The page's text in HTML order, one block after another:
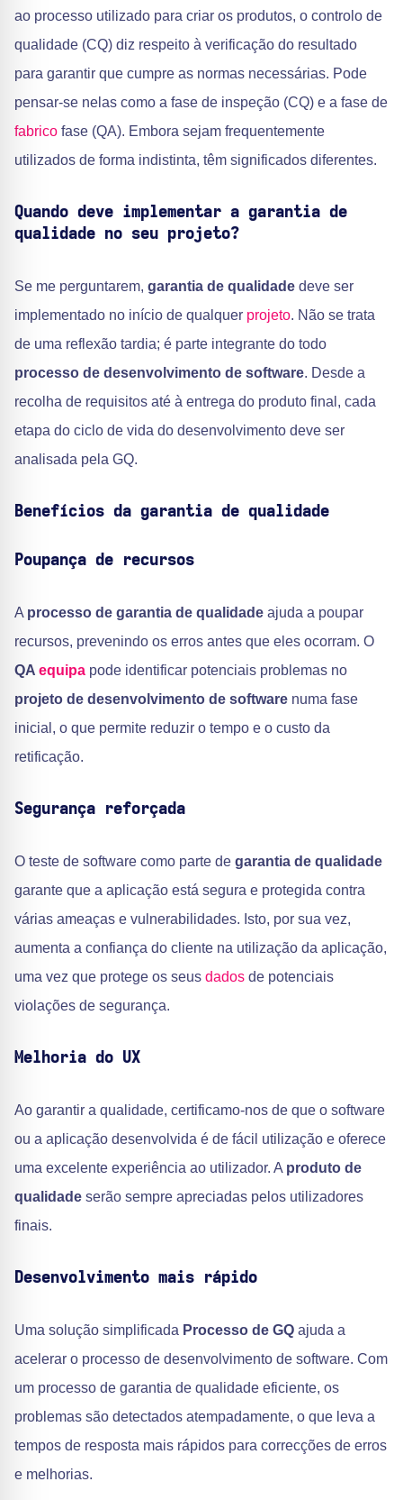
ao processo utilizado para criar os produtos, o controlo de
qualidade (CQ) diz respeito à verificação do resultado
para garantir que cumpre as normas necessárias. Pode
pensar-se nelas como a fase de inspeção (CQ) e a fase de
fabrico fase (QA). Embora sejam frequentemente
utilizados de forma indistinta, têm significados diferentes.
Quando deve implementar a garantia de
qualidade no seu projeto?
Se me perguntarem, garantia de qualidade deve ser
implementado no início de qualquer projeto. Não se trata
de uma reflexão tardia; é parte integrante do todo
processo de desenvolvimento de software. Desde a
recolha de requisitos até à entrega do produto final, cada
etapa do ciclo de vida do desenvolvimento deve ser
analisada pela GQ.
Benefícios da garantia de qualidade
Poupança de recursos
A processo de garantia de qualidade ajuda a poupar
recursos, prevenindo os erros antes que eles ocorram. O
QA equipa pode identificar potenciais problemas no
projeto de desenvolvimento de software numa fase
inicial, o que permite reduzir o tempo e o custo da
retificação.
Segurança reforçada
O teste de software como parte de garantia de qualidade
garante que a aplicação está segura e protegida contra
várias ameaças e vulnerabilidades. Isto, por sua vez,
aumenta a confiança do cliente na utilização da aplicação,
uma vez que protege os seus dados de potenciais
violações de segurança.
Melhoria do UX
Ao garantir a qualidade, certificamo-nos de que o software
ou a aplicação desenvolvida é de fácil utilização e oferece
uma excelente experiência ao utilizador. A produto de
qualidade serão sempre apreciadas pelos utilizadores
finais.
Desenvolvimento mais rápido
Uma solução simplificada Processo de GQ ajuda a
acelerar o processo de desenvolvimento de software. Com
um processo de garantia de qualidade eficiente, os
problemas são detectados atempadamente, o que leva a
tempos de resposta mais rápidos para correcções de erros
e melhorias.